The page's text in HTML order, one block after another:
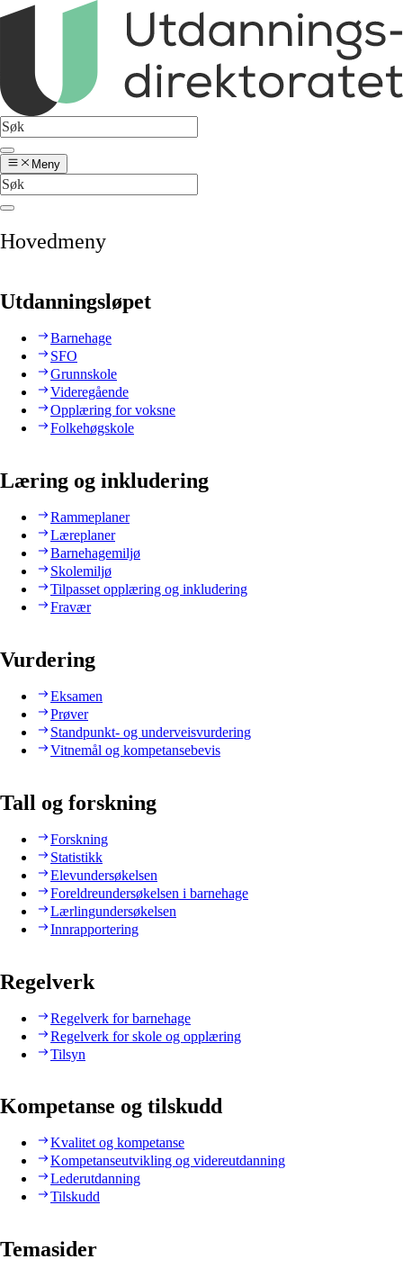
Meny
Hovedmeny
Utdanningsløpet
Barnehage
SFO
Grunnskole
Videregående
Opplæring for voksne
Folkehøgskole
Læring og inkludering
Rammeplaner
Læreplaner
Barnehagemiljø
Skolemiljø
Tilpasset opplæring og inkludering
Fravær
Vurdering
Eksamen
Prøver
Standpunkt- og underveisvurdering
Vitnemål og kompetansebevis
Tall og forskning
Forskning
Statistikk
Elevundersøkelsen
Foreldreundersøkelsen i barnehage
Lærlingundersøkelsen
Innrapportering
Regelverk
Regelverk for barnehage
Regelverk for skole og opplæring
Tilsyn
Kompetanse og tilskudd
Kvalitet og kompetanse
Kompetanseutvikling og videreutdanning
Lederutdanning
Tilskudd
Temasider